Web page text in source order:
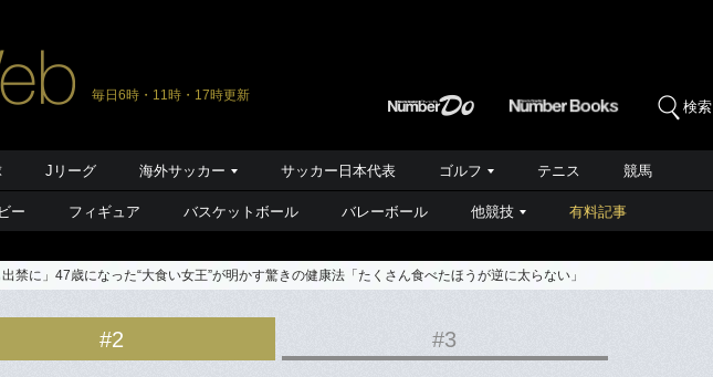
毎日6時・11時・17時更新
検索
Jリーグ 海外サッカー サッカー日本代表 ゴルフ テニス 競馬
ー フィギュア バスケットボール バレーボール 他競技 有料記事
禁に」47歳になった“大食い女王”が明かす驚きの健康法「たくさん食べたほうが逆に太らない」
#2 #3